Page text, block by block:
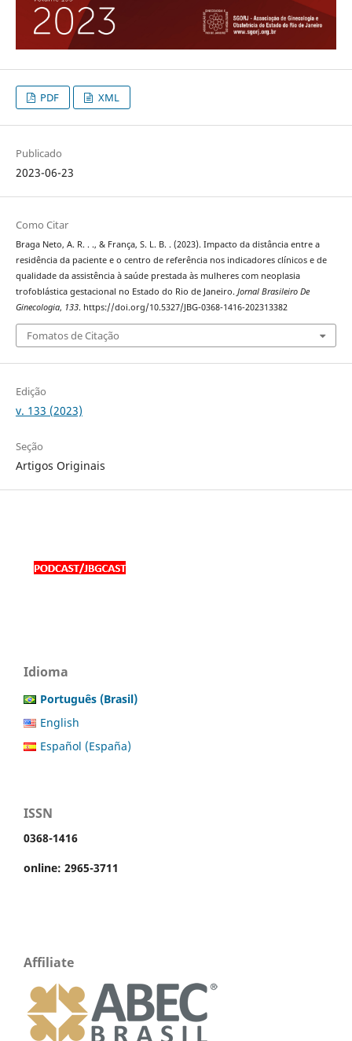
PDF XML
Publicado
2023-06-23
Como Citar
Braga Neto, A. R. . ., & França, S. L. B. . (2023). Impacto da distância entre a
residência da paciente e o centro de referência nos indicadores clínicos e de
qualidade da assistência à saúde prestada às mulheres com neoplasia
trofoblástica gestacional no Estado do Rio de Janeiro. Jornal Brasileiro De
Ginecologia, 133. https://doi.org/10.5327/JBG-0368-1416-202313382
Fomatos de Citação
Edição
v. 133 (2023)
Seção
Artigos Originais
Idioma
Português (Brasil)
English
Español (España)
ISSN
0368-1416
online: 2965-3711
Affiliate